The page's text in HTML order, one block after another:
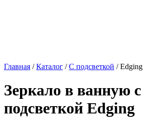
Главная /Каталог /С подсветкой /Edging
Зеркало в ванную с
подсветкой Edging